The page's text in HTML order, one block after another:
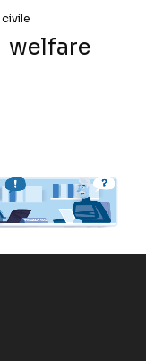
welfare